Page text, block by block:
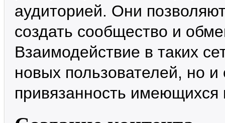
аудиторией. Они
создать сообщество и
Взаимодействие в таких
новых пользователей, но
привязанность имеющихся